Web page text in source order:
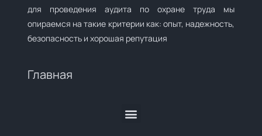
для проведения аудита по охране труда мы
опираемся на такие критерии как: опыт, надежность,
безопасность и хорошая репутация
Главная